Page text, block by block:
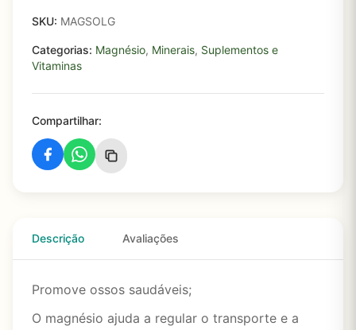
SKU: MAGSOLG
Categorias: Magnésio, Minerais, Suplementos e
Vitaminas
Compartilhar:
Descrição Avaliações
Promove ossos saudáveis;
O magnésio ajuda a regular o transporte e a